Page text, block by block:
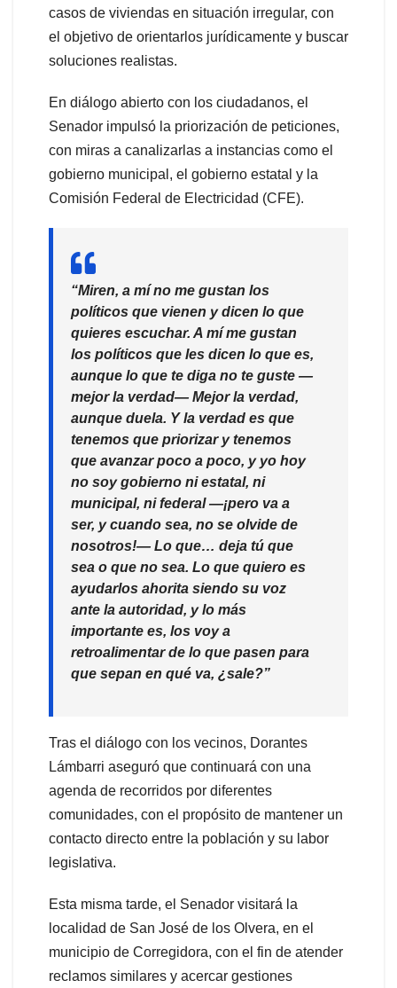
casos de viviendas en situación irregular, con
el objetivo de orientarlos jurídicamente y buscar
soluciones realistas.
En diálogo abierto con los ciudadanos, el
Senador impulsó la priorización de peticiones,
con miras a canalizarlas a instancias como el
gobierno municipal, el gobierno estatal y la
Comisión Federal de Electricidad (CFE).
“Miren, a mí no me gustan los
políticos que vienen y dicen lo que
quieres escuchar. A mí me gustan
los políticos que les dicen lo que es,
aunque lo que te diga no te guste —
mejor la verdad— Mejor la verdad,
aunque duela. Y la verdad es que
tenemos que priorizar y tenemos
que avanzar poco a poco, y yo hoy
no soy gobierno ni estatal, ni
municipal, ni federal —¡pero va a
ser, y cuando sea, no se olvide de
nosotros!— Lo que… deja tú que
sea o que no sea. Lo que quiero es
ayudarlos ahorita siendo su voz
ante la autoridad, y lo más
importante es, los voy a
retroalimentar de lo que pasen para
que sepan en qué va, ¿sale?”
Tras el diálogo con los vecinos, Dorantes
Lámbarri aseguró que continuará con una
agenda de recorridos por diferentes
comunidades, con el propósito de mantener un
contacto directo entre la población y su labor
legislativa.
Esta misma tarde, el Senador visitará la
localidad de San José de los Olvera, en el
municipio de Corregidora, con el fin de atender
reclamos similares y acercar gestiones